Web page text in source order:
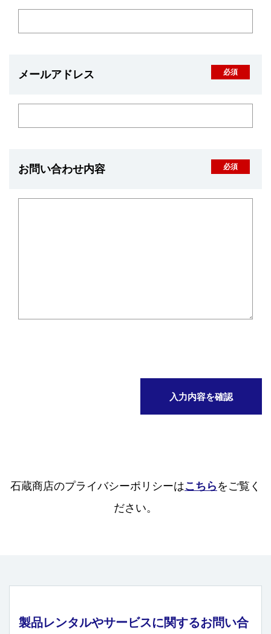
メールアドレス
お問い合わせ内容
石蔵商店のプライバシーポリシーはこちら をご覧く
ださい。
製品レンタルやサービスに関するお問い合